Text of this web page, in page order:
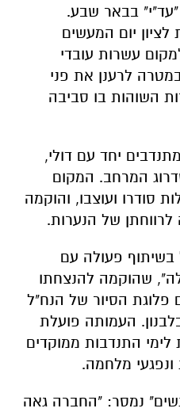
"עד"י" בבאר שבע.
יום המעשים
עשרות עובדי
לרענן את פני
השוהות בו סביבה
יחד עם דולי,
המרחב. המקום
סודרו ועוצבו, והוקמה
לרווחתן של הנערות.
בשיתוף פעולה עם
שהוקמה להנצחתו
הסיור של הנח"ל
העמותה פועלת
לימי התנדבות ממוקדים
ונפגעי מלחמה.
נמסר: "החברה גאה